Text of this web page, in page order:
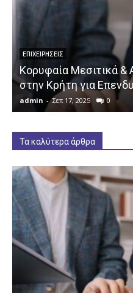
ΕΠΙΧΕΙΡΉΣΕΙΣ
Κορυφαία Μεσιτικά &
στην Κρήτη για
admin - Σεπ 17, 2025 0
Τα καλύτερα άρθρα